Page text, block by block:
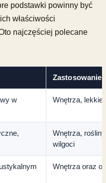
podstawki powinny być
właściwości
najczęściej polecane
Zastosowanie
w
Wnętrza, lekkie
Wnętrza,
wilgoci
Wnętrza oraz